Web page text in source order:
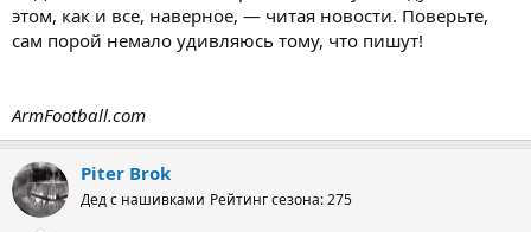
этом, как и все, наверное, — читая новости. Поверьте,
сам порой немало удивляюсь тому, что пишут!
ArmFootball.com
Piter Brok
Дед с нашивками Рейтинг сезона: 275